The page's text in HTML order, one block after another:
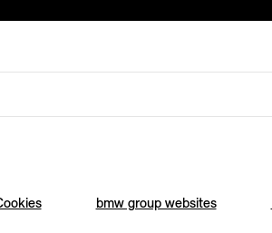
bmw group websites